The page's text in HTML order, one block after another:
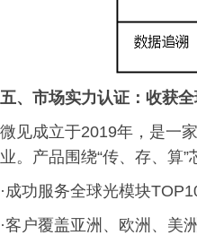
五、 市场实力认证：收获
微见成立于2019年，是一
业。产品围绕“传、存、算
·成功服务全球光模块
·客户覆盖亚洲、欧洲、美